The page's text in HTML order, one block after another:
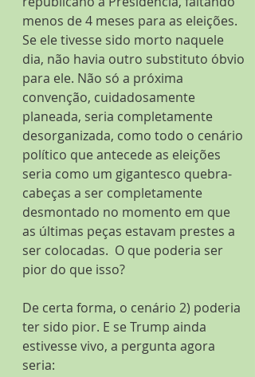
menos de 4 meses para as eleições.
Se ele tivesse sido morto naquele
dia, não havia outro substituto óbvio
para ele. Não só a próxima
convenção, cuidadosamente
planeada, seria completamente
desorganizada, como todo o cenário
político que antecede as eleições
seria como um gigantesco quebra-
cabeças a ser completamente
desmontado no momento em que
as últimas peças estavam prestes a
ser colocadas.  O que poderia ser
pior do que isso?
De certa forma, o cenário 2) poderia
ter sido pior. E se Trump ainda
estivesse vivo, a pergunta agora
seria: